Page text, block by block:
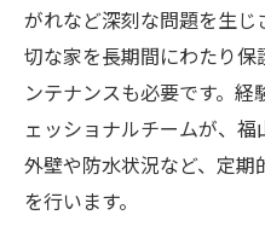
がれなど深刻な問題を生じ
切な家を長期間にわたり保
ンテナンスも必要です。経
ェッショナルチームが、
外壁や防水状況など、定期
を行います。